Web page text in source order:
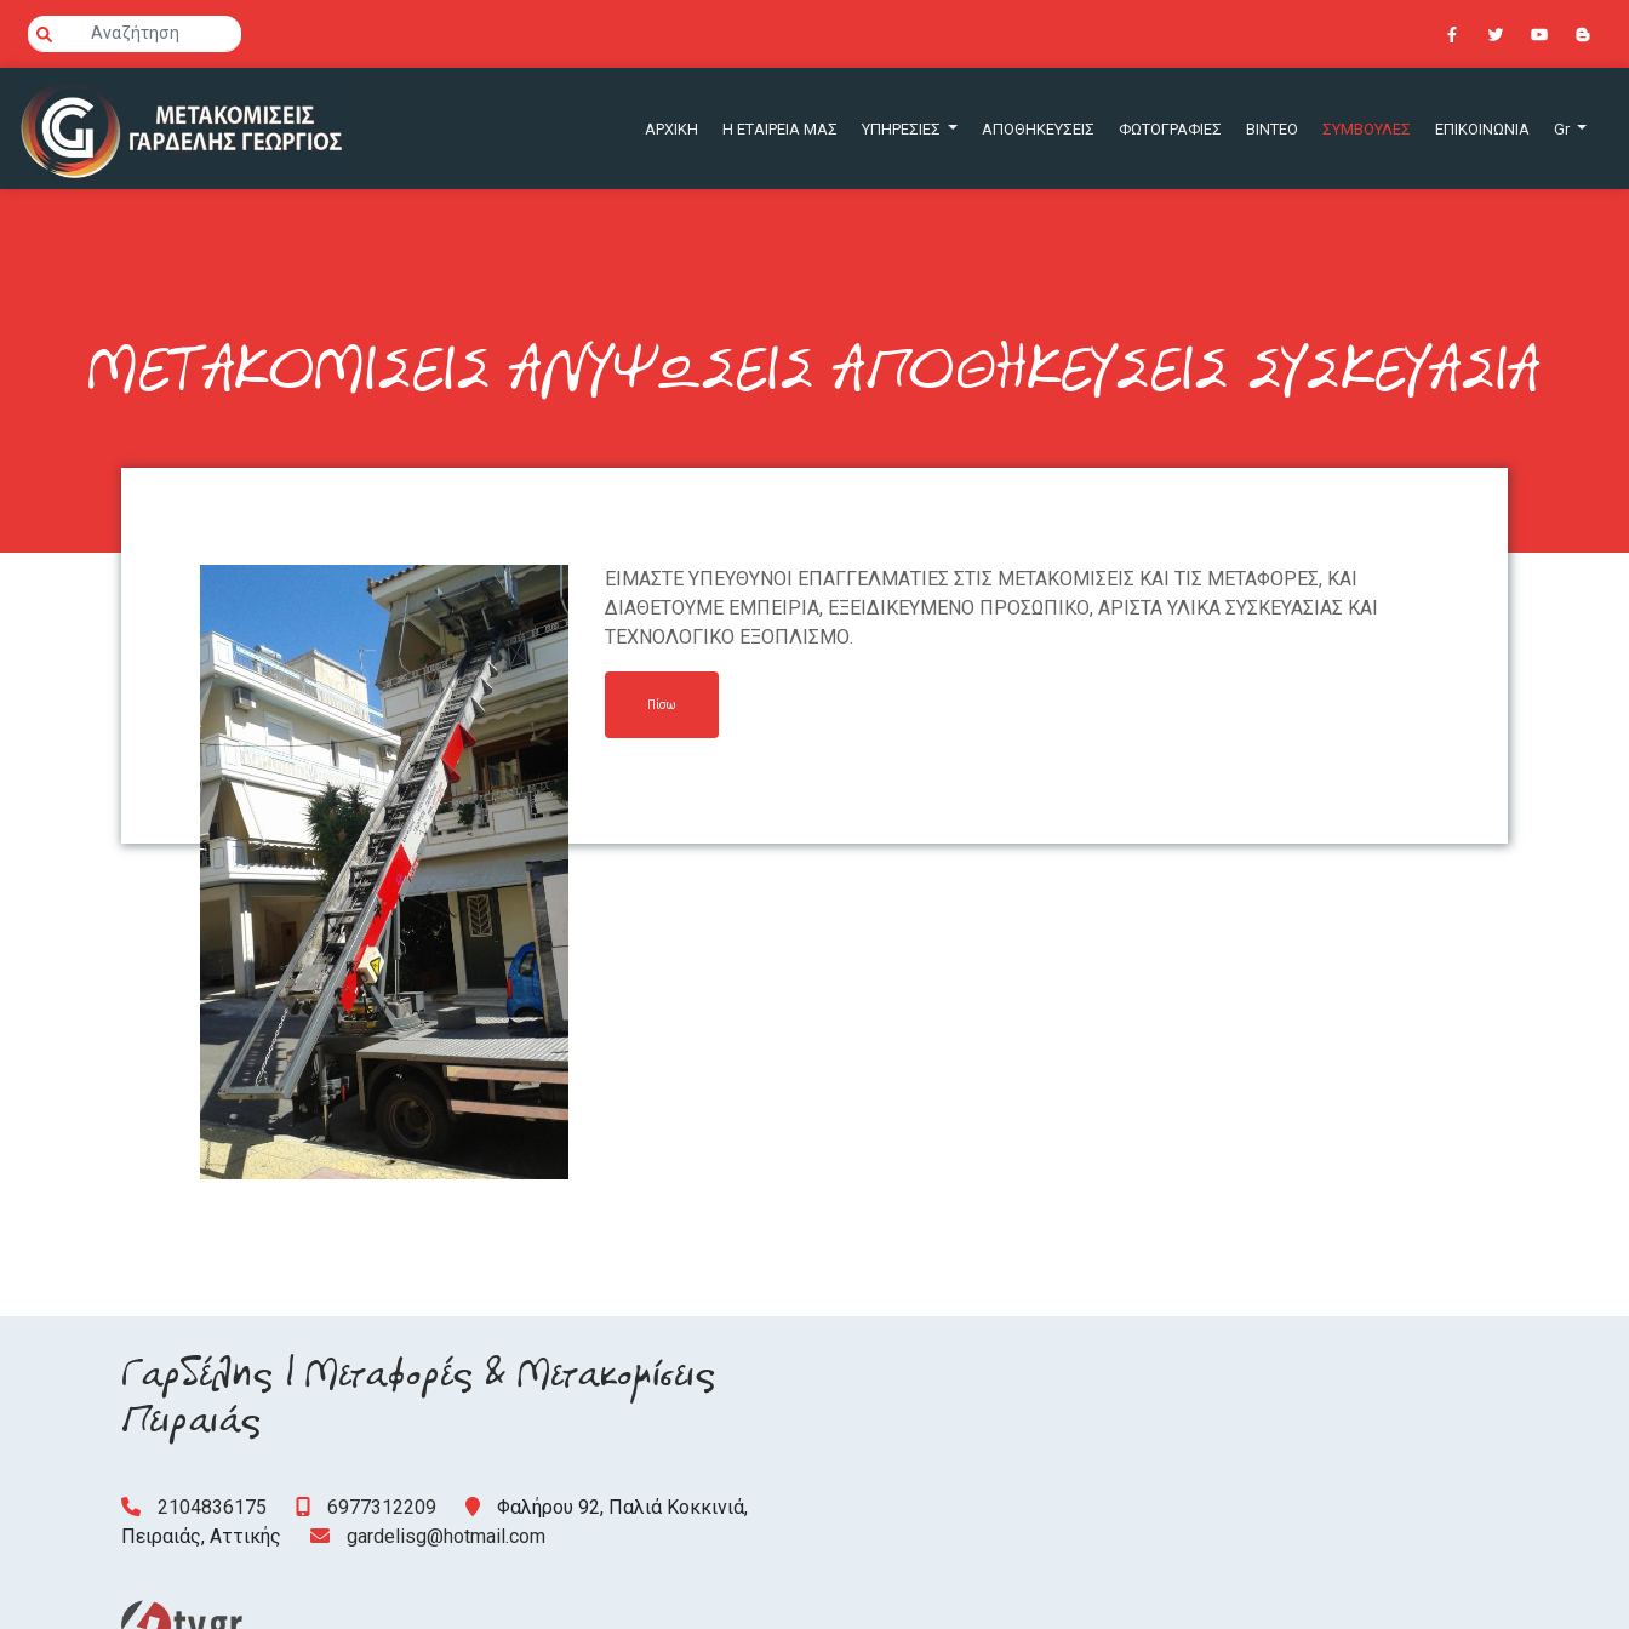
ΑΡΧΙΚΗ Η ΕΤΑΙΡΕΙΑ ΜΑΣ ΥΠΗΡΕΣΙΕΣ ΑΠΟΘΗΚΕΥΣΕΙΣ ΦΩΤΟΓΡΑΦΙΕΣ ΒΙΝΤΕΟ ΣΥΜΒΟΥΛΕΣ ΕΠΙΚΟΙΝΩΝΙΑ Gr
ΜΕΤΑΚΟΜΙΣΕΙΣ ΑΝΥΨΩΣΕΙΣ ΑΠΟΘΗΚΕΥΣΕΙΣ ΣΥΣΚΕΥΑΣΙΑ
ΕΙΜΑΣΤΕ ΥΠΕΥΘΥΝΟΙ ΕΠΑΓΓΕΛΜΑΤΙΕΣ ΣΤΙΣ ΜΕΤΑΚΟΜΙΣΕΙΣ ΚΑΙ ΤΙΣ ΜΕΤΑΦΟΡΕΣ, ΚΑΙ
ΔΙΑΘΕΤΟΥΜΕ ΕΜΠΕΙΡΙΑ, ΕΞΕΙΔΙΚΕΥΜΕΝΟ ΠΡΟΣΩΠΙΚΟ, ΑΡΙΣΤΑ ΥΛΙΚΑ ΣΥΣΚΕΥΑΣΙΑΣ ΚΑΙ
ΤΕΧΝΟΛΟΓΙΚΟ ΕΞΟΠΛΙΣΜΟ.
Πίσω
2104836175 6977312209
Φαλήρου 92, Παλιά Κοκκινιά,
Πειραιάς, Αττικής
gardelisg@hotmail.com
Γαρδέλης | Μεταφορές & Μετακομίσεις
Πειραιάς